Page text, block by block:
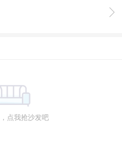
点我抢沙发吧